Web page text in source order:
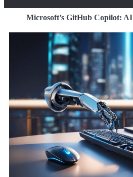
Microsoft’s GitHub Copilot: